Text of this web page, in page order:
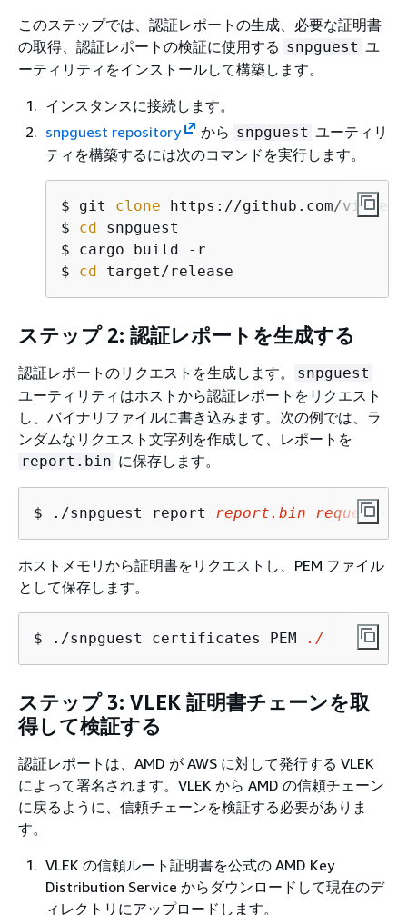
このステップでは、認証レポートの生成、必要な証明書
の取得、認証レポートの検証に使用する snpguest ユ
ーティリティをインストールして構築します。
インスタンスに接続します。
snpguest repository
から snpguest ユーティリ
ティを構築するには次のコマンドを実行します。
$ git clone
$ cd
$
$ cd target/release
ステップ 2: 認証レポートを生成する
認証レポートのリクエストを生成します。 snpguest
ユーティリティはホストから認証レポートをリクエスト
し、バイナリファイルに書き込みます。次の例では、ラ
ンダムなリクエスト文字列を作成して、レポートを
report.bin に保存します。
$ ./snpguest report report.bin request-
ホストメモリから証明書をリクエストし、PEM ファイル
として保存します。
$ ./snpguest certificates PEM ./
ステップ 3: VLEK 証明書チェーンを取
得して検証する
認証レポートは、AMD が AWS に対して発行する VLEK
によって署名されます。VLEK から AMD の信頼チェーン
に戻るように、信頼チェーンを検証する必要がありま
す。
VLEK の信頼ルート証明書を公式の AMD Key
Distribution Service からダウンロードして現在のデ
ィレクトリにアップロードします。